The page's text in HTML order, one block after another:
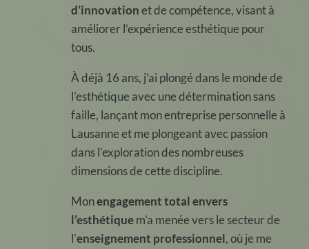
d’innovationet de compétence, visant à
améliorer l’expérience esthétique pour
tous.
À déjà 16 ans, j’ai plongé dans le monde de
l’esthétique avec une détermination sans
faille, lançant mon entreprise personnelle à
Lausanne et me plongeant avec passion
dans l’exploration des nombreuses
dimensions de cette discipline.
Monengagement total envers
l’esthétiquem’a menée vers le secteur de
l’enseignement professionnel, où je me